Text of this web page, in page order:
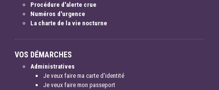
Procédure d'alerte crue
Numéros d'urgence
La charte de la vie nocturne
VOS DÉMARCHES
Administratives
Je veux faire ma carte d'identité
Je veux faire mon passeport